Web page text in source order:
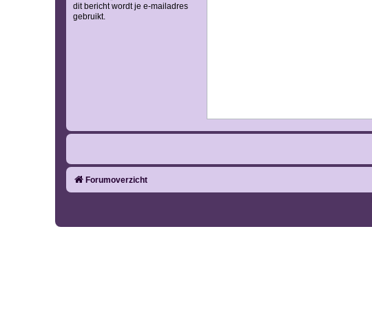
dit bericht wordt je e-mailadres
gebruikt.
Forumoverzicht